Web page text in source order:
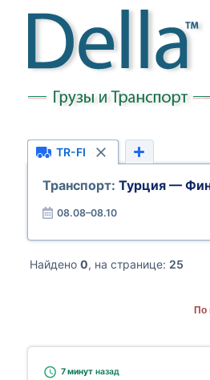
TR-FI
Транспорт: Турция —
08.08–08.10
Найдено 0, на странице: 25
По
7 минут назад